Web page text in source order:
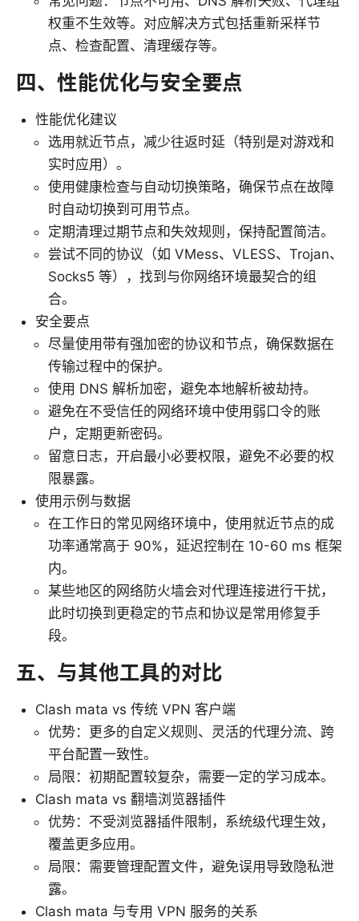
权重不生效等。对应解决方式包括重新采样节
点、检查配置、清理缓存等。
四、性能优化与安全要点
性能优化建议
选用就近节点，减少往返时延（特别是对游戏和
实时应用）。
使用健康检查与自动切换策略，确保节点在故障
时自动切换到可用节点。
定期清理过期节点和失效规则，保持配置简洁。
尝试不同的协议（如 VMess、VLESS、Trojan、
Socks5 等），找到与你网络环境最契合的组
合。
安全要点
尽量使用带有强加密的协议和节点，确保数据在
传输过程中的保护。
使用 DNS 解析加密，避免本地解析被劫持。
避免在不受信任的网络环境中使用弱口令的账
户，定期更新密码。
留意日志，开启最小必要权限，避免不必要的权
限暴露。
使用示例与数据
在工作日的常见网络环境中，使用就近节点的成
功率通常高于 90%，延迟控制在 10-60 ms 框架
内。
某些地区的网络防火墙会对代理连接进行干扰，
此时切换到更稳定的节点和协议是常用修复手
段。
五、与其他工具的对比
Clash mata vs 传统 VPN 客户端
优势：更多的自定义规则、灵活的代理分流、跨
平台配置一致性。
局限：初期配置较复杂，需要一定的学习成本。
Clash mata vs 翻墙浏览器插件
优势：不受浏览器插件限制，系统级代理生效，
覆盖更多应用。
局限：需要管理配置文件，避免误用导致隐私泄
露。
Clash mata 与专用 VPN 服务的关系